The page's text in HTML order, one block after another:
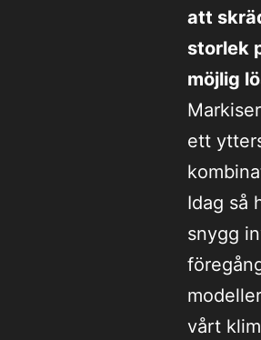
att
storlek
möjlig
ett
Idag så
snygg
vårt